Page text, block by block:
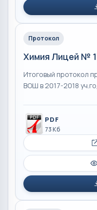
Протокол
Химия Лицей №
Итоговый протокол
ВОШ в 2017-2018
PDF
73 Кб